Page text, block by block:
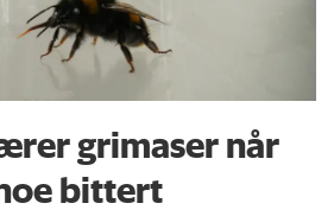
grimaser når
bittert